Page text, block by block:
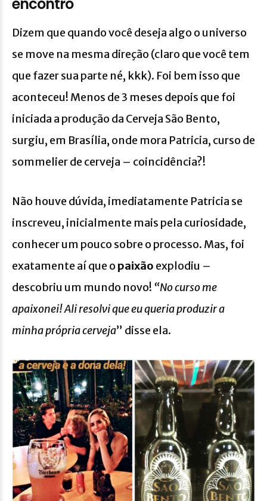
Dizem que quando você deseja algo o universo
se move na mesma direção (claro que você tem
que fazer sua parte né, kkk). Foi bem isso que
aconteceu! Menos de 3 meses depois que foi
iniciada a produção da Cerveja São Bento,
surgiu, em Brasília, onde mora Patricia, curso de
sommelier de cerveja – coincidência?!
Não houve dúvida, imediatamente Patricia se
inscreveu, inicialmente mais pela curiosidade,
conhecer um pouco sobre o processo. Mas, foi
exatamente aí que o paixão explodiu –
descobriu um mundo novo! “No curso me
apaixonei! Ali resolvi que eu queria produzir a
minha própria cerveja” disse ela.